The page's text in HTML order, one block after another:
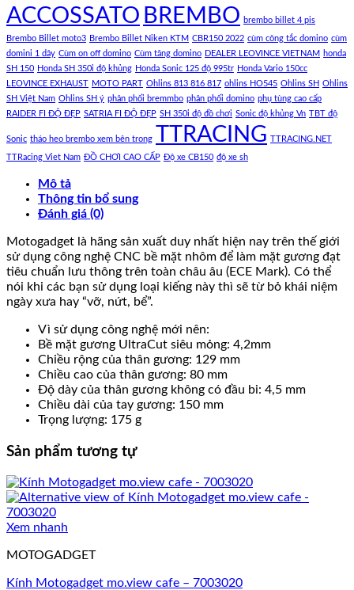
ACCOSSATO BREMBO brembo billet 4 pis
Brembo Billet moto3 Brembo Billet Niken KTM CBR150 2022 cùm công tắc domino cùm
domini 1 dây Cùm on off domino Cùm tăng domino DEALER LEOVINCE VIETNAM honda
SH 150 Honda SH 350i độ khủng Honda Sonic 125 độ 995tr Honda Vario 150cc
LEOVINCE EXHAUST MOTO PART Ohlins 813 816 817 ohlins HO545 Ohlins SH Ohlins
SH Việt Nam Ohlins SH ý phân phối bremmbo phân phối domino phụ tùng cao cấp
RAIDER FI ĐỘ ĐẸP SATRIA FI ĐỘ ĐẸP SH 350i độ đồ chơi Sonic độ khủng Vn TBT độ
Sonic tháo heo brembo xem bên trong TTRACING TTRACING.NET
TTRacing Viet Nam ĐỒ CHƠI CAO CẤP Độ xe CB150 độ xe sh
Mô tả
Thông tin bổ sung
Đánh giá (0)
Motogadget là hãng sản xuất duy nhất hiện nay trên thế giới
sử dụng công nghệ CNC bề mặt nhôm để làm mặt gương đạt
tiêu chuẩn lưu thông trên toàn châu âu (ECE Mark). Có thể
nói khi các bạn sử dụng loại kiếng này thì sẽ từ bỏ khái niệm
ngày xưa hay “vỡ, nứt, bể”.
Vì sử dụng công nghệ mới nên:
Bề mặt gương UltraCut siêu mỏng: 4,2mm
Chiều rộng của thân gương: 129 mm
Chiều cao của thân gương: 80 mm
Độ dày của thân gương không có đầu bi: 4,5 mm
Chiều dài của tay gương: 150 mm
Trọng lượng: 175 g
Sản phẩm tương tự
Xem nhanh
MOTOGADGET
Kính Motogadget mo.view cafe – 7003020